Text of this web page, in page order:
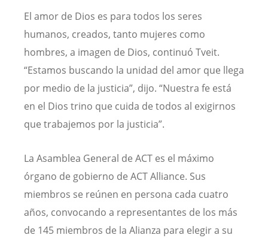
El amor de Dios es para todos los seres
humanos, creados, tanto mujeres como
hombres, a imagen de Dios, continuó Tveit.
“Estamos buscando la unidad del amor que llega
por medio de la justicia”, dijo. “Nuestra fe está
en el Dios trino que cuida de todos al exigirnos
que trabajemos por la justicia”.
La Asamblea General de ACT es el máximo
órgano de gobierno de ACT Alliance. Sus
miembros se reúnen en persona cada cuatro
años, convocando a representantes de los más
de 145 miembros de la Alianza para elegir a su